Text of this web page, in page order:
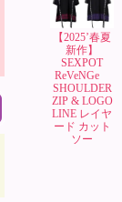
【2025’春夏
新作】
SEXPOT
ReVeNGe
SHOULDER
ZIP & LOGO
LINE レイヤ
ード カット
ソー